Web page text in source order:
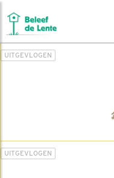
UITGEVLOGEN
UITGEVLOGEN